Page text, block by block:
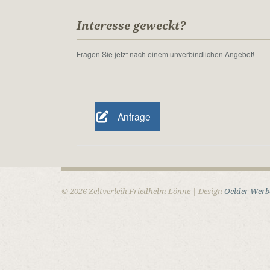
Interesse geweckt?
Fragen Sie jetzt nach einem unverbindlichen Angebot!
Anfrage
© 2026 Zeltverleih Friedhelm Lönne | Design Oelder